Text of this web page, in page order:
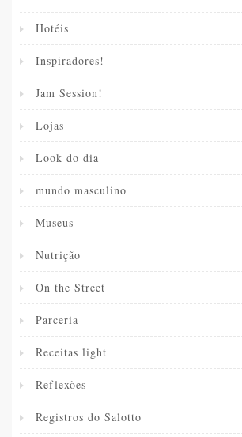
Hotéis
Inspiradores!
Jam Session!
Lojas
Look do dia
mundo masculino
Museus
Nutrição
On the Street
Parceria
Receitas light
Reflexões
Registros do Salotto